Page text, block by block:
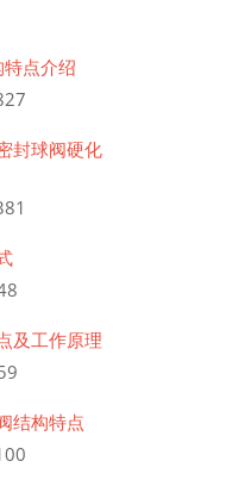
点介绍
封球阀硬化
及工作原理
结构特点